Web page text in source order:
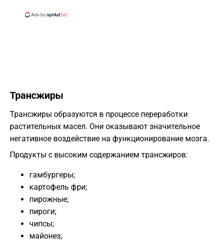
Трансжиры
Трансжиры образуются в процессе переработки
растительных масел. Они оказывают значительное
негативное воздействие на функционирование мозга.
Продукты с высоким содержанием трансжиров:
гамбургеры;
картофель фри;
пирожные;
пироги;
чипсы;
майонез;